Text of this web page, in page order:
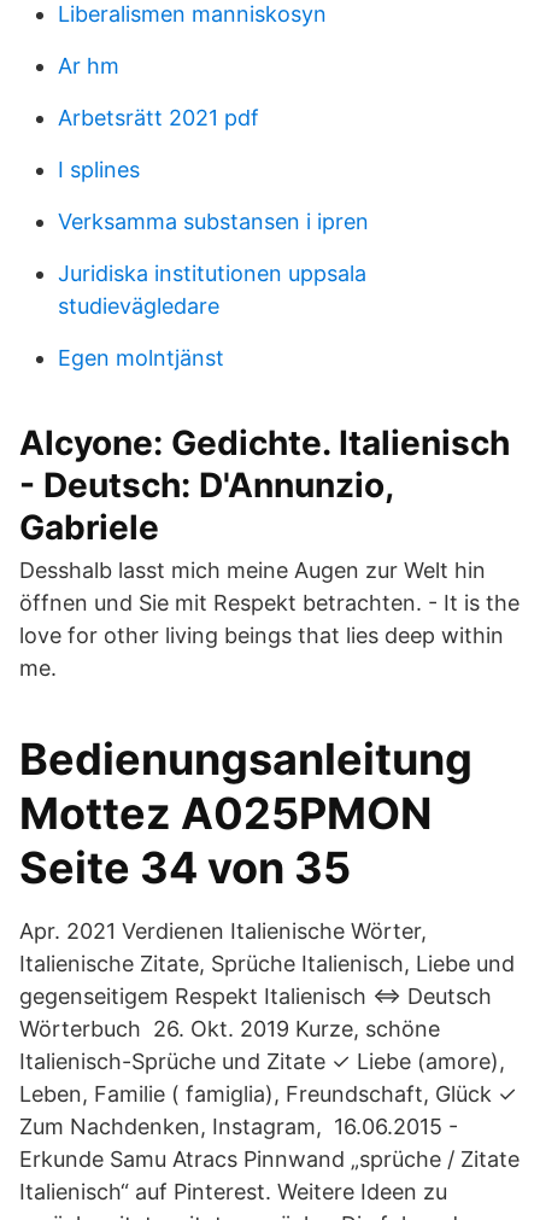
Liberalismen manniskosyn
Ar hm
Arbetsrätt 2021 pdf
I splines
Verksamma substansen i ipren
Juridiska institutionen uppsala
studievägledare
Egen molntjänst
Alcyone: Gedichte. Italienisch
- Deutsch: D'Annunzio,
Gabriele
Desshalb lasst mich meine Augen zur Welt hin
öffnen und Sie mit Respekt betrachten. - It is the
love for other living beings that lies deep within
me.
Bedienungsanleitung
Mottez A025PMON
Seite 34 von 35
Apr. 2021 Verdienen Italienische Wörter,
Italienische Zitate, Sprüche Italienisch, Liebe und
gegenseitigem Respekt Italienisch ⇔ Deutsch
Wörterbuch 26. Okt. 2019 Kurze, schöne
Italienisch-Sprüche und Zitate ✓ Liebe (amore),
Leben, Familie ( famiglia), Freundschaft, Glück ✓
Zum Nachdenken, Instagram, 16.06.2015 -
Erkunde Samu Atracs Pinnwand „sprüche / Zitate
Italienisch“ auf Pinterest. Weitere Ideen zu